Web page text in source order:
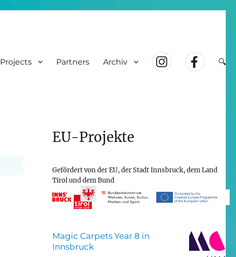
Projects Partners Archiv 🔍
EU-Projekte
Gefördert von der EU, der Stadt Innsbruck, dem Land
Tirol und dem Bund
Magic Carpets Year 8 in
Innsbruck